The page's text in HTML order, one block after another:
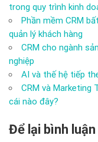
trong quy trình kinh
Phần mềm CRM
quản lý khách hàng
CRM cho ngành
nghiệp
AI và thế hệ tiếp
CRM và Marketing
cái nào đây?
Để lại bình luận